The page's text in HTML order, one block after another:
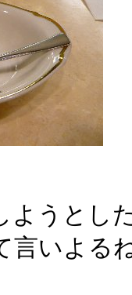
うとし
言いよる